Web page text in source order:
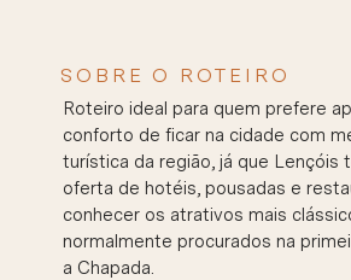
SOBRE O ROTEIRO
Roteiro ideal para quem prefere
conforto de ficar na cidade com
turística da região, já que Lençóis
oferta de hotéis, pousadas e
conhecer os atrativos mais
normalmente procurados na
a Chapada.